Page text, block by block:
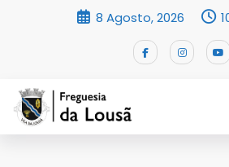
8 Agosto, 2026